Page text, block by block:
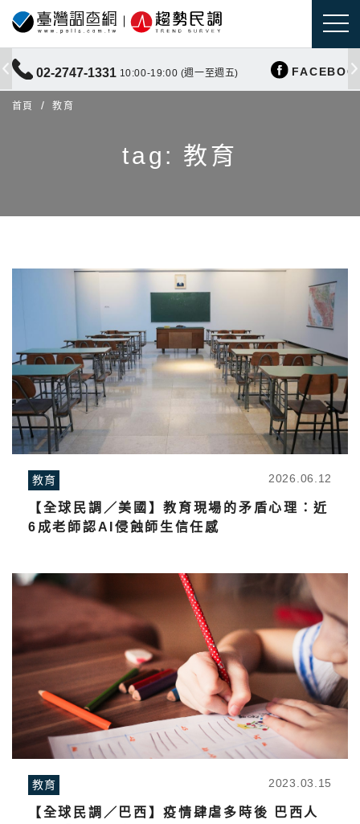
02-2747-1331 10:00-19:00 (週一至週五)
首頁 教育
tag: 教育
教育 2026.06.12
【全球民調／美國】教育現場的矛盾心理：近
6成老師認AI侵蝕師生信任感
教育 2023.03.15
【全球民調／巴西】疫情肆虐多時後 巴西人